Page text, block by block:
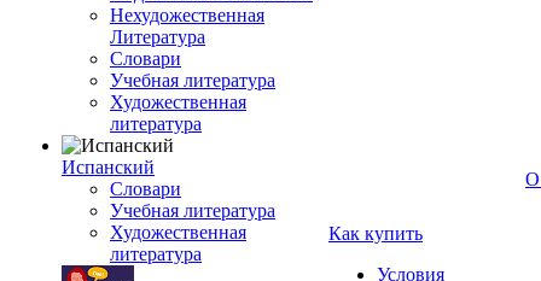
Нехудожественная
Литература
Словари
Учебная литература
Художественная
литература
Испанский
Словари
Учебная литература
Художественная
литература
Как купить
Условия
О